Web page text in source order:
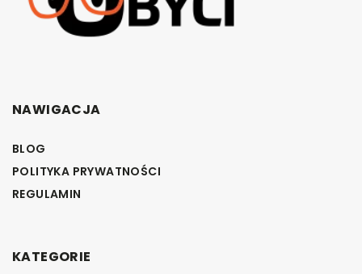
NAWIGACJA
BLOG
POLITYKA PRYWATNOŚCI
REGULAMIN
KATEGORIE